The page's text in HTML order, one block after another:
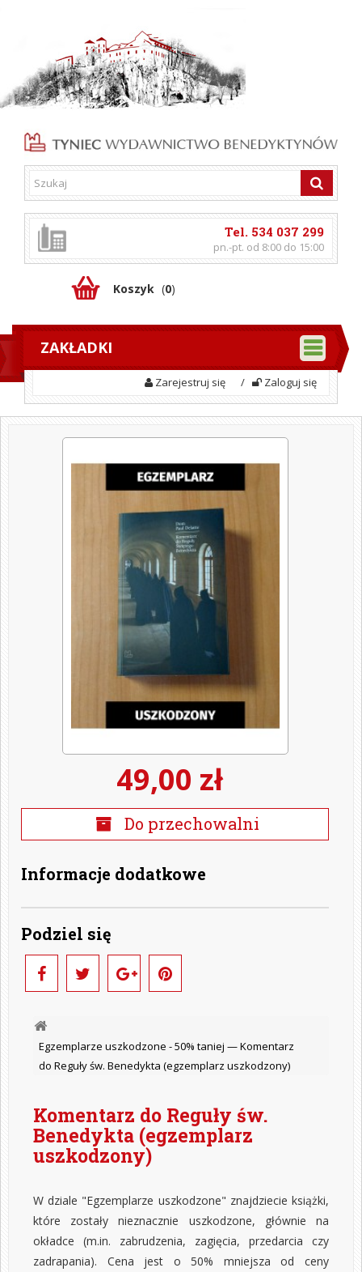
Tel. 534 037 299
pn.-pt. od 8:00 do 15:00
Koszyk (0)
ZAKŁADKI
Zarejestruj się / Zaloguj się
49,00 zł
Do przechowalni
Informacje dodatkowe
Podziel się
Egzemplarze uszkodzone - 50% taniej —Komentarz
do Reguły św. Benedykta (egzemplarz uszkodzony)
Komentarz do Reguły św.
Benedykta (egzemplarz
uszkodzony)
W dziale "Egzemplarze uszkodzone" znajdziecie książki,
które zostały nieznacznie uszkodzone, głównie na
okładce (m.in. zabrudzenia, zagięcia, przedarcia czy
zadrapania). Cena jest o 50% mniejsza od ceny